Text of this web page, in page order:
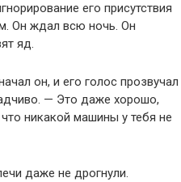
его присутствия
Он ждал всю ночь. Он
яд.
он, и его голос прозвучал
— Это даже хорошо,
никакой машины у тебя не
даже не дрогнули.